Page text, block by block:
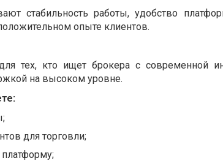
стабильность работы, удобство
опыте клиентов.
тех, кто ищет брокера с современной
на высоком уровне.
для торговли;